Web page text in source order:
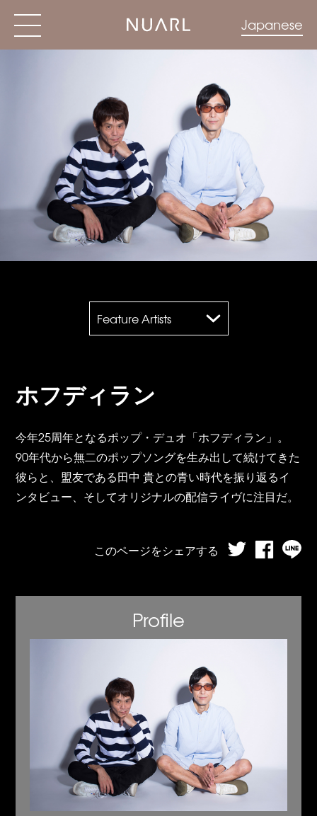
Japanese
Feature Artists
ホフディラン
今年25周年となるポップ・デュオ「ホフディラン」。
90年代から無二のポップソングを生み出して続けてきた
彼らと、盟友である田中 貴との青い時代を振り返るイ
ンタビュー、そしてオリジナルの配信ライヴに注目だ。
このページをシェアする
Profile